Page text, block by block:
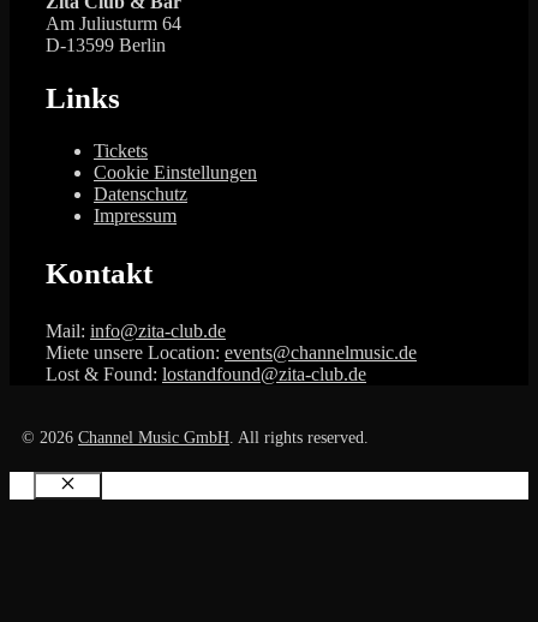
Am Juliusturm 64
D-13599 Berlin
Links
Tickets
Cookie Einstellungen
Datenschutz
Impressum
Kontakt
Mail: info@zita-club.de
Miete unsere Location: events@channelmusic.de
Lost & Found: lostandfound@zita-club.de
© 2026 Channel Music GmbH . All rights reserved.
Schließen